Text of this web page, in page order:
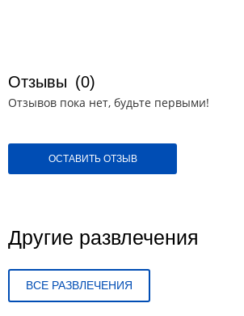
Отзывы (0)
Отзывов пока нет, будьте первыми!
ОСТАВИТЬ ОТЗЫВ
Другие развлечения
ВСЕ РАЗВЛЕЧЕНИЯ